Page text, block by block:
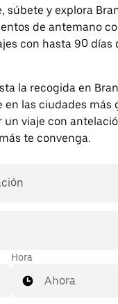
súbete y explora
de antemano
con hasta 90 días
la recogida en
las ciudades más
un viaje con
te convenga.
Hora
Ahora